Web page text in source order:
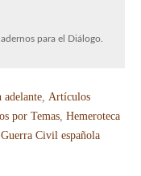
para el Diálogo.
adelante Artículos
por Temas Hemeroteca
Guerra Civil española